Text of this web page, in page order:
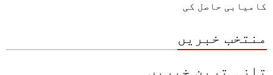
کامیابی حاصل کی
منتخب خبریں
تازہ ترین خبریں